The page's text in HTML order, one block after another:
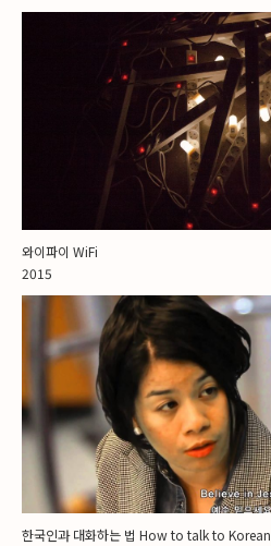
와이파이 WiFi
2015
한국인과 대화하는 법 How to talk to Korean